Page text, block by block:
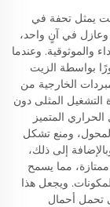
يمثل تحفة في
وعازل في آنٍ واحد،
والموثوقية. وعندما
بواسطة الزيت
الخارجية من
التشغيل المثلى دون
المتميز
ومنع تشكل
إلى ذلك،
مما يسمح
ويجعل هذا
تحمل أحمال